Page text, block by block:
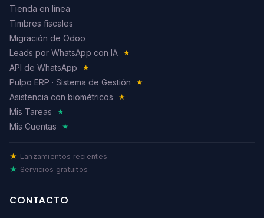
Tienda en línea
Timbres fiscales
Migración de Odoo
Leads por WhatsApp con IA
★
API de WhatsApp ★
Pulpo ERP · Sistema de Gestión ★
Asistencia con biométricos ★
Mis Tareas ★
Mis Cuentas ★
★ Lanzamientos recientes
★ Servicios gratuitos
CONTACTO